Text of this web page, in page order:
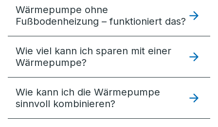
Wärmepumpe ohne
Fußbodenheizung – funktioniert das?
Wie viel kann ich sparen mit einer
Wärmepumpe?
Wie kann ich die Wärmepumpe
sinnvoll kombinieren?